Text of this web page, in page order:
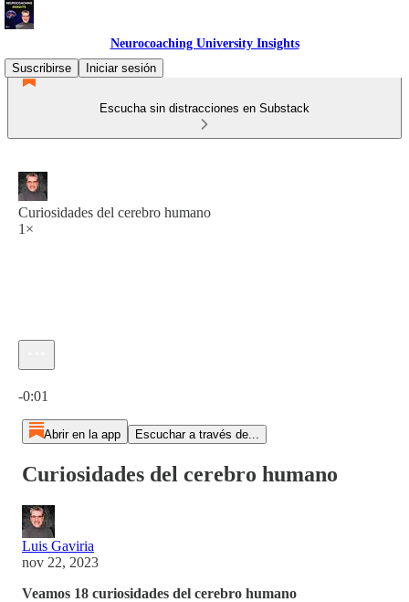
Neurocoaching University Insights
Suscribirse
Iniciar sesión
Escucha sin distracciones en Substack
Curiosidades del cerebro humano
1×
-0:01
Abrir en la app Escuchar a través de...
Curiosidades del cerebro humano
Luis Gaviria
nov 22, 2023
Veamos 18 curiosidades del cerebro humano